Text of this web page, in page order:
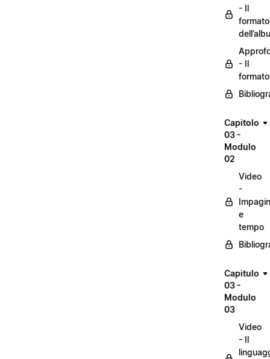
- Il
formato
- Il
formato
Capitolo
03 -
Modulo
02
Video
-
e
tempo
Capitulo
03 -
Modulo
03
Video
- Il